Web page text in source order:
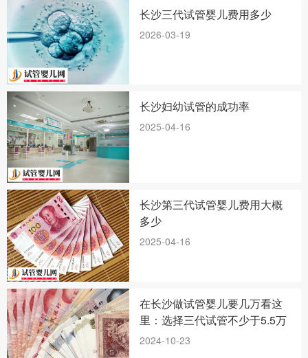
长沙三代试管婴儿费用多少
2026-03-19
长沙妇幼试管的成功率
2025-04-16
长沙第三代试管婴儿费用大概
多少
2025-04-16
在长沙做试管婴儿要几万看这
里：选择三代试管不少于5.5万
2024-10-23